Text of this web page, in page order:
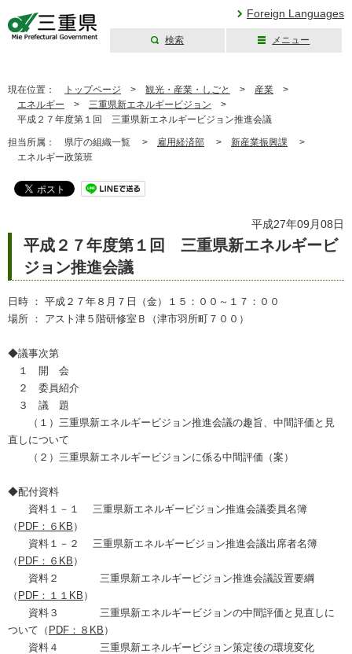
Foreign Languages
検索 メニュー
現在位置： トップページ > 観光・産業・しごと > 産業 >
エネルギー > 三重県新エネルギービジョン >
平成２７年度第１回 三重県新エネルギービジョン推進会議
担当所属： 県庁の組織一覧 > 雇用経済部 > 新産業振興課 >
エネルギー政策班
平成27年09月08日
平成２７年度第１回 三重県新エネルギービ
ジョン推進会議
日時 ： 平成２７年８月７日（金）１５：００～１７：００
場所 ： アスト津５階研修室Ｂ（津市羽所町７００）
◆議事次第
１ 開 会
２ 委員紹介
３ 議 題
（１）三重県新エネルギービジョン推進会議の趣旨、中間評価と見
直しについて
（２）三重県新エネルギービジョンに係る中間評価（案）
◆配付資料
資料１－１ 三重県新エネルギービジョン推進会議委員名簿
（ PDF：６KB ）
資料１－２ 三重県新エネルギービジョン推進会議出席者名簿
（ PDF：６KB ）
資料２ 三重県新エネルギービジョン推進会議設置要綱
（ PDF：１１KB ）
資料３ 三重県新エネルギービジョンの中間評価と見直しに
ついて（ PDF：８KB ）
資料４ 三重県新エネルギービジョン策定後の環境変化